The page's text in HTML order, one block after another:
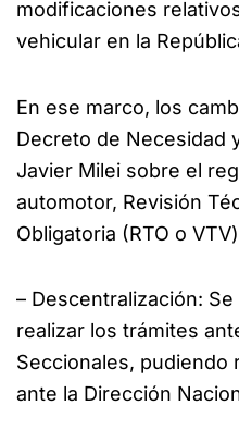
modificaciones
vehicular en la
En ese marco, los
Decreto de Necesidad
Javier Milei sobre el
automotor, Revisión
Obligatoria (RTO o
– Descentralización:
realizar los trámites
Seccionales, pudiendo
ante la Dirección